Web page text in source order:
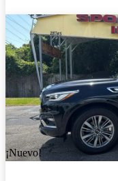
¡Nuevo!